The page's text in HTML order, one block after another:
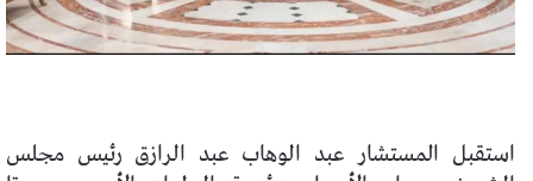
استقبل المستشار عبد الوهاب عبد الرازق رئيس مجلس